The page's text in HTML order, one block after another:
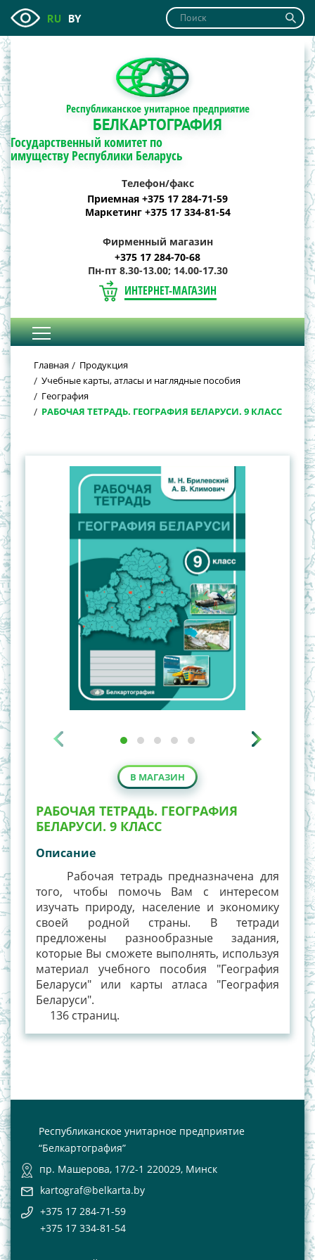
RU BY
Республиканское унитарное предприятие
БЕЛКАРТОГРАФИЯ
Государственный комитет по
имуществу Республики Беларусь
Телефон/факс
Приемная +375 17 284-71-59
Маркетинг +375 17 334-81-54
Фирменный магазин
+375 17 284-70-68
Пн-пт 8.30-13.00; 14.00-17.30
ИНТЕРНЕТ-МАГАЗИН
Главная
Продукция
Учебные карты, атласы и наглядные пособия
География
РАБОЧАЯ ТЕТРАДЬ. ГЕОГРАФИЯ БЕЛАРУСИ. 9 КЛАСС
В МАГАЗИН
РАБОЧАЯ ТЕТРАДЬ. ГЕОГРАФИЯ
БЕЛАРУСИ. 9 КЛАСС
Описание
Рабочая тетрадь предназначена для
того, чтобы помочь Вам с интересом
изучать природу, население и экономику
своей родной страны. В тетради
предложены разнообразные задания,
которые Вы сможете выполнять, используя
материал учебного пособия "География
Беларуси" или карты атласа "География
Беларуси".
136 страниц.
Республиканское унитарное предприятие
“Белкартография”
пр. Машерова, 17/2-1 220029, Минск
kartograf@belkarta.by
+375 17 284-71-59
+375 17 334-81-54